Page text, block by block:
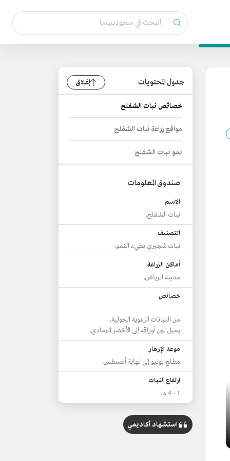
جدول المحتويات إغلاق
خصائص نبات الشفلح
مواقع زراعة نبات الشفلح
نمو نبات الشفلح
صندوق المعلومات
الاسم
نبات الشفلح.
التصنيف
نبات شجيري بطيء النمو.
أماكن الزراعة
مدينة الرياض.
خصائص
من النباتات الرعوية الحولية.
يميل لون أوراقه إلى الأخضر الرمادي.
موعد الإزهار
مطلع يونيو إلى نهاية أغسطس.
ارتفاع النبات
1 - 4 م.
استشهاد أكاديمي